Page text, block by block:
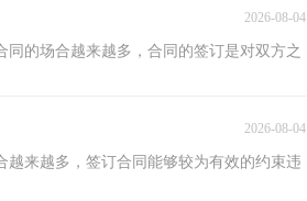
2026-08-04
的场合越来越多，合同的签订是对双方之
2026-08-04
来越多，签订合同能够较为有效的约束违